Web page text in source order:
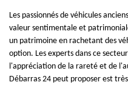
Les passionnés de véhicules
valeur sentimentale et
un patrimoine en rachetant des
option. Les experts dans ce
l'appréciation de la rareté et de
Débarras 24 peut proposer est